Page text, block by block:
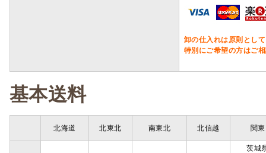
卸の仕入れは原則とし
特別にご希望の方はご
基本送料
北海道 北東北 南東北 北信越 関東
茨城